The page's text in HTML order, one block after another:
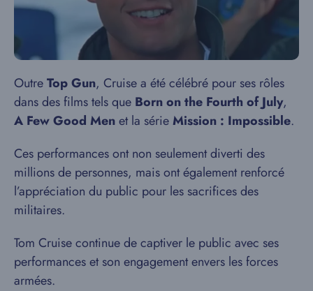
OutreTop Gun, Cruise a été célébré pour ses rôles
dans des films tels que Born on the Fourth of July,
A Few Good Menet la sérieMission : Impossible.
Ces performances ont non seulement diverti des
millions de personnes, mais ont également renforcé
l’appréciation du public pour les sacrifices des
militaires.
Tom Cruise continue de captiver le public avec ses
performances et son engagement envers les forces
armées.